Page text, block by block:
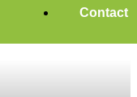
Contact